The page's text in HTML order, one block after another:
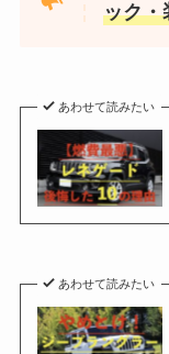
ック・
あわせて読みたい
あわせて読みたい